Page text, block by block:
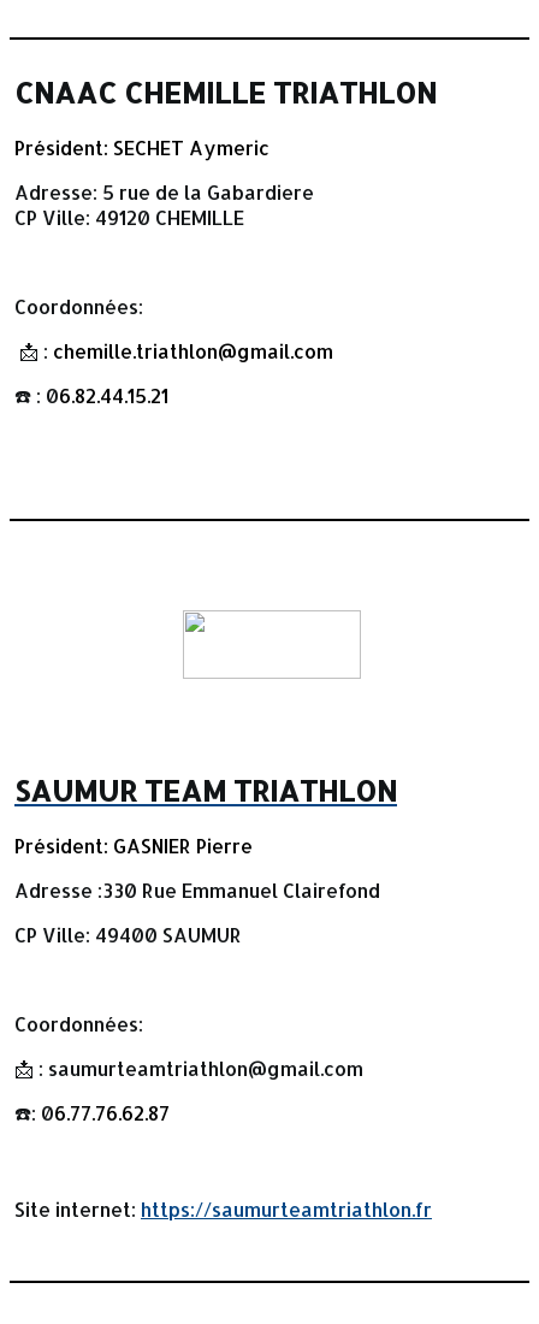
CNAAC CHEMILLE TRIATHLON
Président: SECHET Aymeric
Adresse: 5 rue de la Gabardiere
CP Ville: 49120 CHEMILLE
Coordonnées:
📩 : chemille.triathlon@gmail.com
☎️ : 06.82.44.15.21
SAUMUR TEAM TRIATHLON
Président: GASNIER Pierre
Adresse :330 Rue Emmanuel Clairefond
CP Ville: 49400 SAUMUR
Coordonnées:
📩 : saumurteamtriathlon@gmail.com
☎️: 06.77.76.62.87
Site internet: https://saumurteamtriathlon.fr